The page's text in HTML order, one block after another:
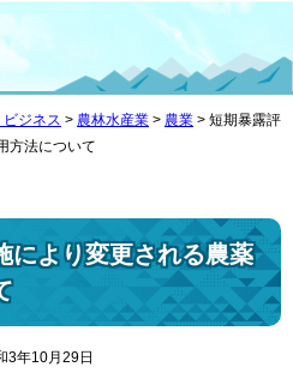
ビジネス > 農林水産業 > 農業 > 短期暴露評
方法について
により変更される農薬
年10月29日